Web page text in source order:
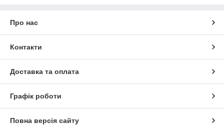
Про нас
Контакти
Доставка та оплата
Графік роботи
Повна версія сайту